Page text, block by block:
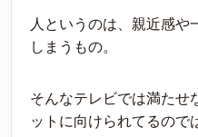
人というのは、親近感や
しまうもの。
そんなテレビでは満たせ
ットに向けられてるので